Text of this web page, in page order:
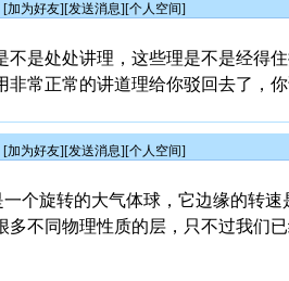
[加为好友][发送消息][个人空间]
不是处处讲理，这些理是不是经得
常正常的讲道理给你驳回去了，
[加为好友][发送消息][个人空间]
个旋转的大气体球，它边缘的转
多不同物理性质的层，只不过我们